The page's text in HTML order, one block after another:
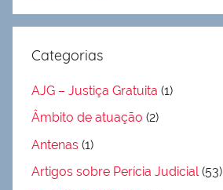
Categorias
AJG – Justiça Gratuita (1)
Âmbito de atuação (2)
Antenas (1)
Artigos sobre Perícia Judicial(53)